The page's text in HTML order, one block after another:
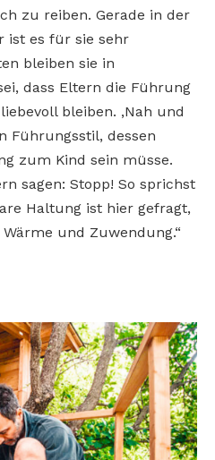
zu reiben. Gerade in der
ist es für sie sehr
bleiben sie in
dass Eltern die Führung
bleiben. ‚Nah und
Führungsstil, dessen
zum Kind sein müsse.
sagen: Stopp! So sprichst
Haltung ist hier gefragt,
und Zuwendung.“